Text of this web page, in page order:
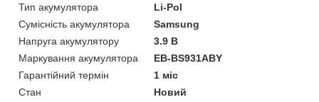
Тип акумулятора
Li-Pol
Сумісність акумулятора
Samsung
Напруга акумулятору
3.9 В
Маркування акумулятора
EB-BS931ABY
Гарантійний термін
1 міс
Стан
Новий